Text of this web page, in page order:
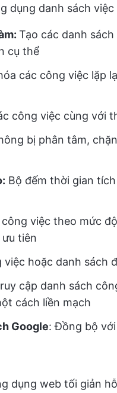
dụng danh sách
Tạo các danh
cụ thể
các công việc lặp
công việc cùng với
bị phân tâm,
Bộ đếm thời gian
công việc theo mức
tiên
việc hoặc danh sách
cập danh sách
cách liền mạch
Google: Đồng bộ
dụng web tối giản